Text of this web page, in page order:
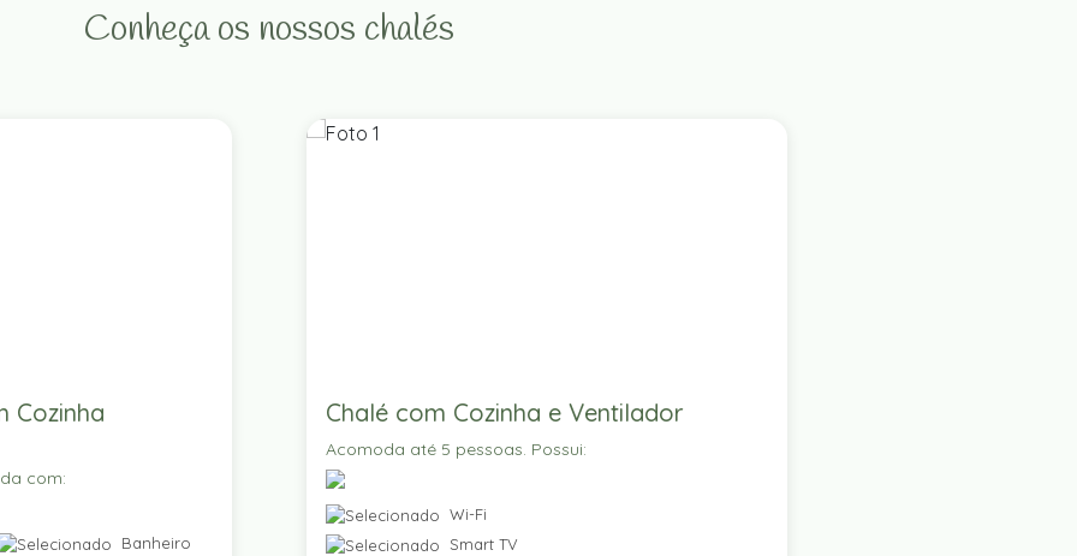
Conheça os nossos chalés
Cozinha
com:
Banheiro
Chalé com Cozinha e Ventilador
Acomoda até 5 pessoas. Possui:
Wi-Fi
Smart TV